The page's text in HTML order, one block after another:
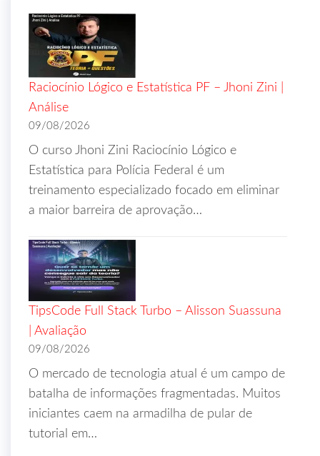
Raciocínio Lógico e Estatística PF – Jhoni Zini |
Análise
09/08/2026
O curso Jhoni Zini Raciocínio Lógico e
Estatística para Polícia Federal é um
treinamento especializado focado em eliminar
a maior barreira de aprovação…
TipsCode Full Stack Turbo – Alisson Suassuna
| Avaliação
09/08/2026
O mercado de tecnologia atual é um campo de
batalha de informações fragmentadas. Muitos
iniciantes caem na armadilha de pular de
tutorial em…